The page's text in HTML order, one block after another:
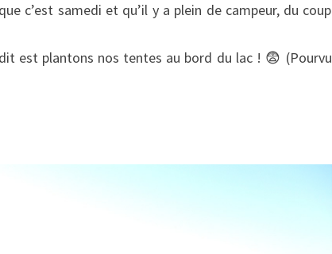
c’est samedi et qu’il y a plein de campeur, du coup
est plantons nos tentes au bord du lac ! 😨 (Pourvu